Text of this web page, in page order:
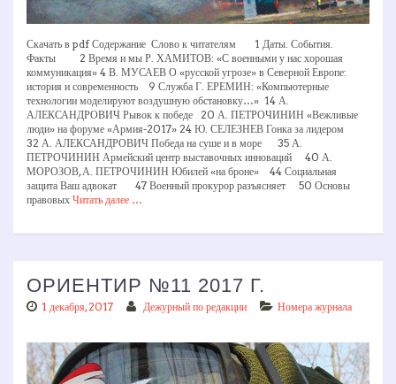
Скачать в pdf Содержание Слово к читателям 1 Даты. События.
Факты 2 Время и мы Р. ХАМИТОВ: «С военными у нас хорошая
коммуникация» 4 В. МУСАЕВ О «русской угрозе» в Северной Европе:
история и современность 9 Служба Г. ЕРЕМИН: «Компьютерные
технологии моделируют воздушную обстановку…» 14 А.
АЛЕКСАНДРОВИЧ Рывок к победе 20 А. ПЕТРОЧИНИН «Вежливые
люди» на форуме «Армия-2017» 24 Ю. СЕЛЕЗНЕВ Гонка за лидером
32 А. АЛЕКСАНДРОВИЧ Победа на суше и в море 35 А.
ПЕТРОЧИНИН Армейский центр выставочных инноваций 40 А.
МОРОЗОВ, А. ПЕТРОЧИНИН Юбилей «на броне» 44 Социальная
защита Ваш адвокат 47 Военный прокурор разъясняет 50 Основы
правовых Читать далее …
ОРИЕНТИР №11 2017 Г.
1 декабря, 2017 Дежурный по редакции Номера журнала